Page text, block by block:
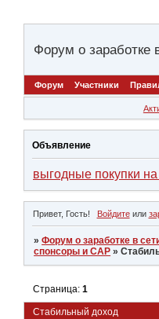
Форум о заработке
Форум Участники
Объявление
выгодные покупки
Привет, Гость! Войдитеили
»Форум о заработке в
спонсоры и САР »
Стабильный доход
Страница:1